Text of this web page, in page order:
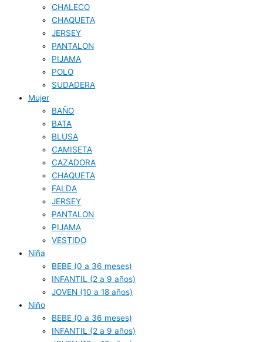
CHALECO
CHAQUETA
JERSEY
PANTALON
PIJAMA
POLO
SUDADERA
Mujer
BAÑO
BATA
BLUSA
CAMISETA
CAZADORA
CHAQUETA
FALDA
JERSEY
PANTALON
PIJAMA
VESTIDO
Niña
BEBE (0 a 36 meses)
INFANTIL (2 a 9 años)
JOVEN (10 a 18 años)
Niño
BEBE (0 a 36 meses)
INFANTIL (2 a 9 años)